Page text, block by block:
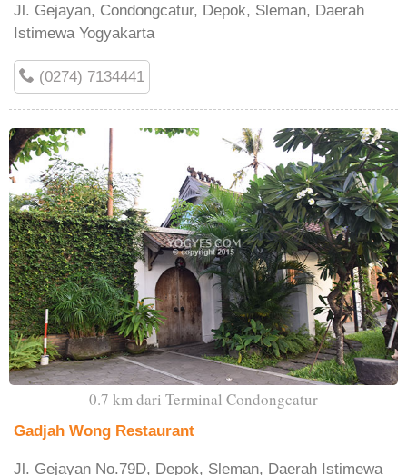
Jl. Gejayan, Condongcatur, Depok, Sleman, Daerah
Istimewa Yogyakarta
(0274) 7134441
0.7 km dari Terminal Condongcatur
Gadjah Wong Restaurant
Jl. Gejayan No.79D, Depok, Sleman, Daerah Istimewa